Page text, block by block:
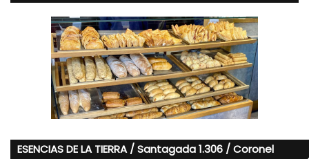
ESENCIAS DE LA TIERRA / Santagada 1.306 / Coronel